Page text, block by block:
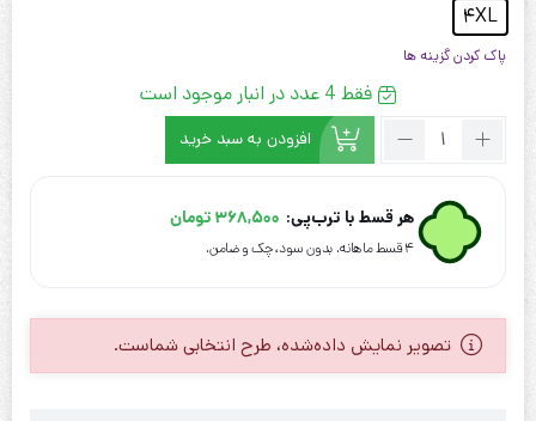
4XL
پاک کردن گزینه ها
فقط 4 عدد در انبار موجود است
تعداد:
خاااص
دلبررررر
ضربدری
آستین
افزودن به سبد خرید
هر قسط با ترب‌پی: 368,500 تومان
۴ قسط ماهانه. بدون سود، چک و ضامن.
تصویر نمایش داده‌شده، طرح انتخابی شماست.